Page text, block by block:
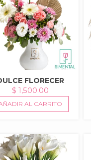
FLORECER
$ 1,500.00
AL CARRITO